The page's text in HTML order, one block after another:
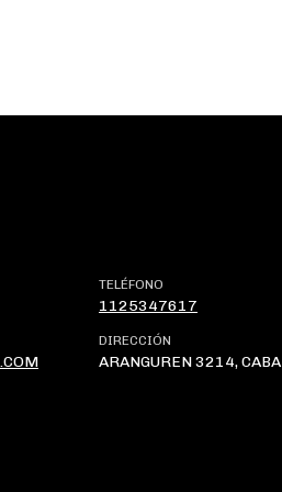
TELÉFONO
1125347617
DIRECCIÓN
ARANGUREN 3214, CABA